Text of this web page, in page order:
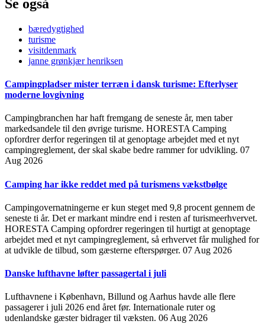
Se også
bæredygtighed
turisme
visitdenmark
janne grønkjær henriksen
Campingpladser mister terræn i dansk turisme: Efterlyser
moderne lovgivning
Campingbranchen har haft fremgang de seneste år, men taber
markedsandele til den øvrige turisme. HORESTA Camping
opfordrer derfor regeringen til at genoptage arbejdet med et nyt
campingreglement, der skal skabe bedre rammer for udvikling. 07
Aug 2026
Camping har ikke reddet med på turismens vækstbølge
Campingovernatningerne er kun steget med 9,8 procent gennem de
seneste ti år. Det er markant mindre end i resten af turismeerhvervet.
HORESTA Camping opfordrer regeringen til hurtigt at genoptage
arbejdet med et nyt campingreglement, så erhvervet får mulighed for
at udvikle de tilbud, som gæsterne efterspørger. 07 Aug 2026
Danske lufthavne løfter passagertal i juli
Lufthavnene i København, Billund og Aarhus havde alle flere
passagerer i juli 2026 end året før. Internationale ruter og
udenlandske gæster bidrager til væksten. 06 Aug 2026